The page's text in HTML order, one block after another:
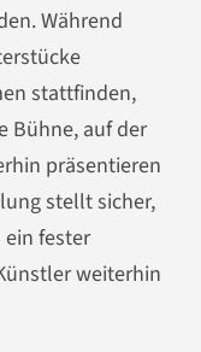
Während
stattfinden,
Bühne, auf der
präsentieren
stellt sicher,
ein fester
weiterhin